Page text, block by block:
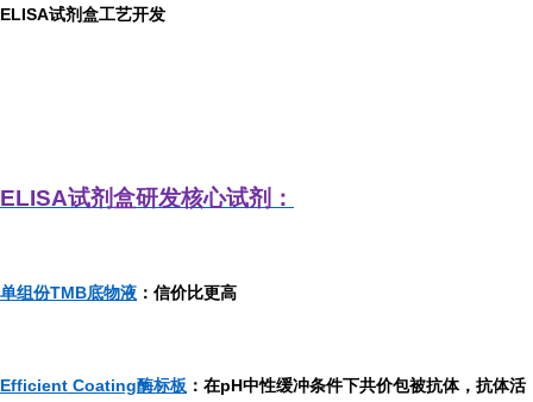
ELISA试剂盒工艺开发
ELISA试剂盒研发核心试剂：
单组份TMB底物液 ：信价比更高
Efficient Coating酶标板 ：在pH中性缓冲条件下共价包被抗体，抗体活